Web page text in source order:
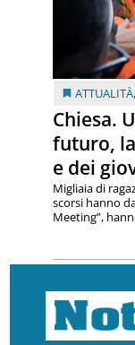
ATTUALITÀ,
Chiesa.
futuro,
e dei
Migliaia di
scorsi hanno
Meeting”,